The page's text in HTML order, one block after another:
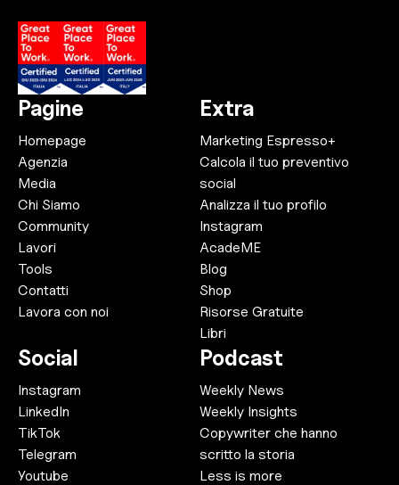
Pagine
Homepage
Agenzia
Media
Chi Siamo
Community
Lavori
Tools
Contatti
Lavora con noi
Extra
Marketing Espresso+
Calcola il tuo preventivo
social
Analizza il tuo profilo
Instagram
AcadeME
Blog
Shop
Risorse Gratuite
Libri
Social
Instagram
LinkedIn
TikTok
Telegram
Youtube
Podcast
Weekly News
Weekly Insights
Copywriter che hanno
scritto la storia
Less is more